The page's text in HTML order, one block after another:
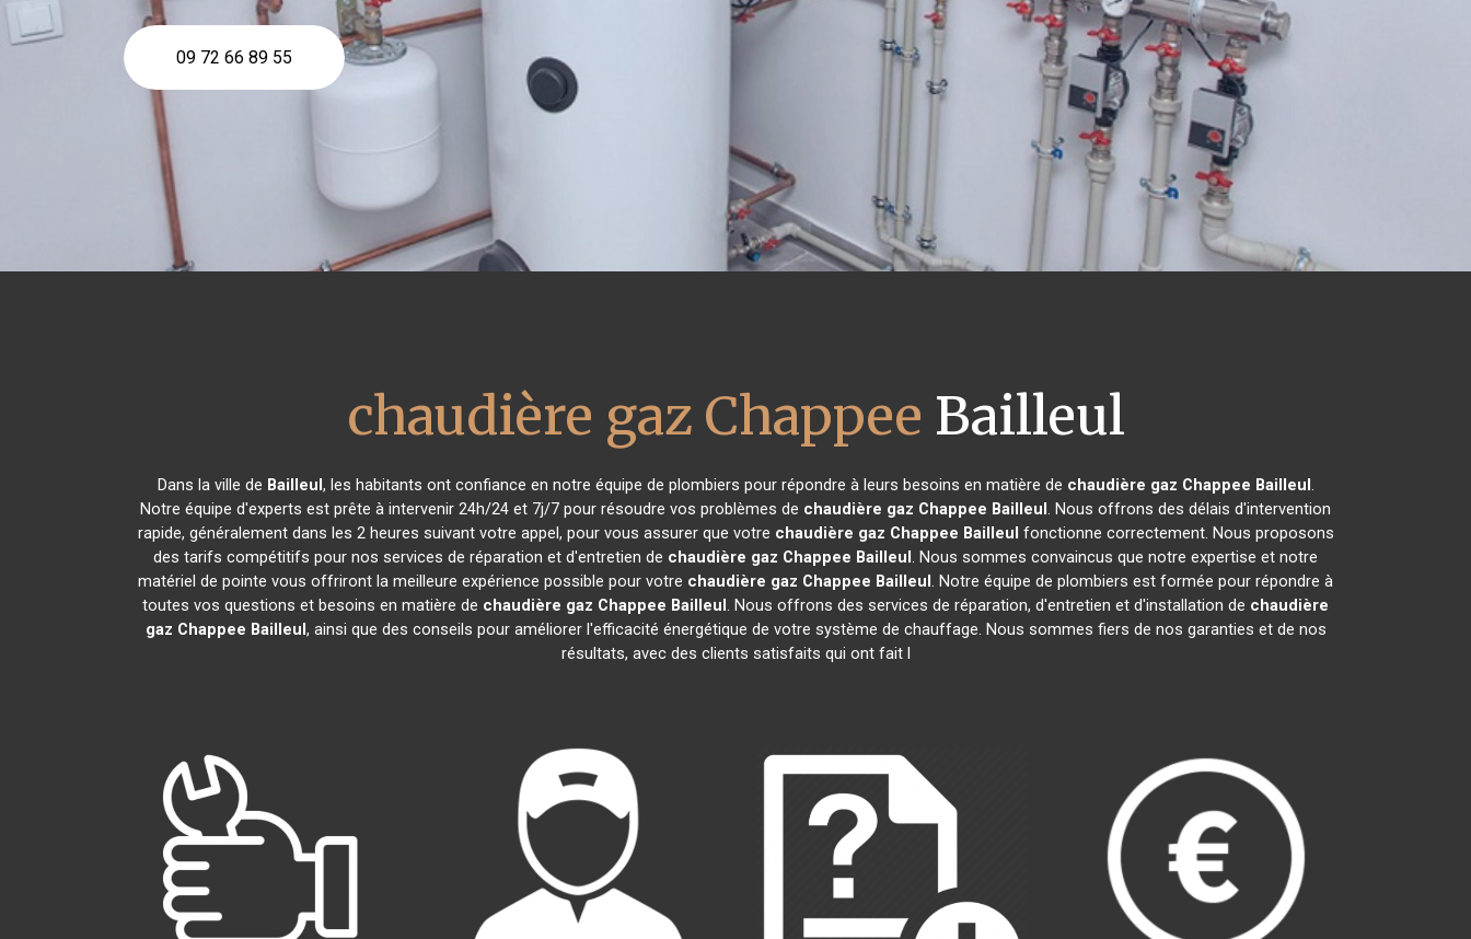
09 72 66 89 55
chaudière gaz Chappee Bailleul
Dans la ville de Bailleul, les habitants ont confiance en notre équipe de plombiers pour répondre à leurs besoins en matière de chaudière gaz Chappee Bailleul.
Notre équipe d'experts est prête à intervenir 24h/24 et 7j/7 pour résoudre vos problèmes de chaudière gaz Chappee Bailleul. Nous offrons des délais d'intervention
rapide, généralement dans les 2 heures suivant votre appel, pour vous assurer que votre chaudière gaz Chappee Bailleul fonctionne correctement. Nous proposons
des tarifs compétitifs pour nos services de réparation et d'entretien de chaudière gaz Chappee Bailleul. Nous sommes convaincus que notre expertise et notre
matériel de pointe vous offriront la meilleure expérience possible pour votre chaudière gaz Chappee Bailleul. Notre équipe de plombiers est formée pour répondre à
toutes vos questions et besoins en matière de chaudière gaz Chappee Bailleul. Nous offrons des services de réparation, d'entretien et d'installation de chaudière
gaz Chappee Bailleul, ainsi que des conseils pour améliorer l'efficacité énergétique de votre système de chauffage. Nous sommes fiers de nos garanties et de nos
résultats, avec des clients satisfaits qui ont fait l